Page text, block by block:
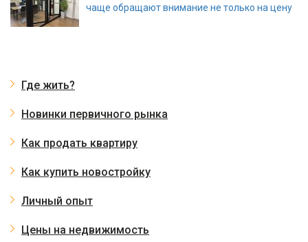
чаще обращают внимание не только на цену
Где жить?
Новинки первичного рынка
Как продать квартиру
Как купить новостройку
Личный опыт
Цены на недвижимость